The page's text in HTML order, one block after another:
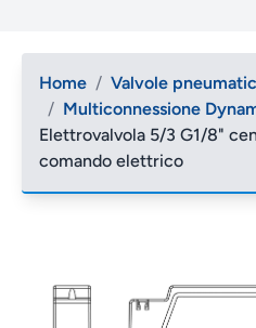
Home / Valvole
/ Multiconnessione
Elettrovalvola 5/3 G1/8"
comando elettrico